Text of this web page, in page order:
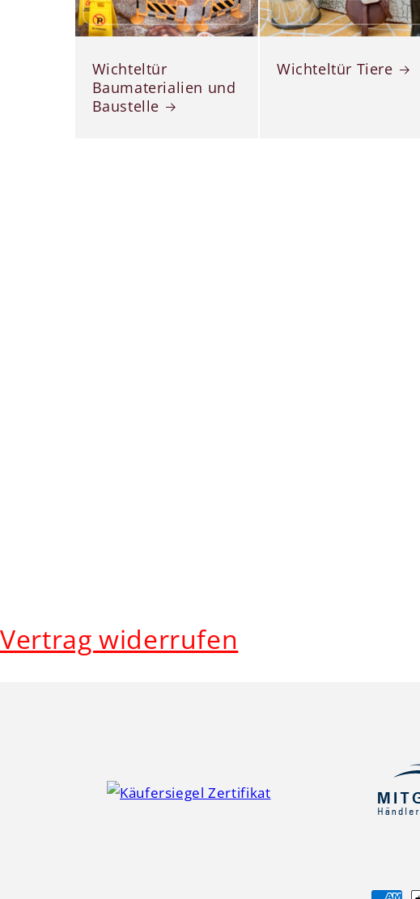
Wichteltür
Baumaterialien und
Baustelle
Wichteltür Tiere
Vertrag widerrufen